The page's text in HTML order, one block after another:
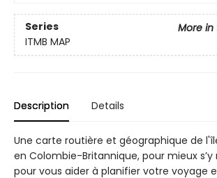
Series
More in
ITMB MAP
Description Details
Une carte routière et géographique de
en Colombie-Britannique, pour mieux s’y
pour vous aider à planifier votre voyage